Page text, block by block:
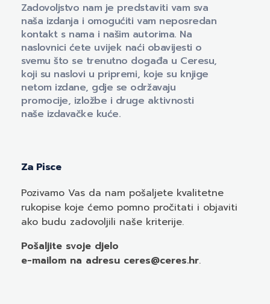
Zadovoljstvo nam je predstaviti vam sva
naša izdanja i omogućiti vam neposredan
kontakt s nama i našim autorima. Na
naslovnici ćete uvijek naći obavijesti o
svemu što se trenutno događa u Ceresu,
koji su naslovi u pripremi, koje su knjige
netom izdane, gdje se održavaju
promocije, izložbe i druge aktivnosti
naše izdavačke kuće.
Za Pisce
Pozivamo Vas da nam pošaljete kvalitetne
rukopise koje ćemo pomno pročitati i objaviti
ako budu zadovoljili naše kriterije.
Pošaljite svoje djelo
e-mailom na adresu ceres@ceres.hr.